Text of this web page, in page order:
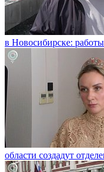
в Новосибирске:
области создадут